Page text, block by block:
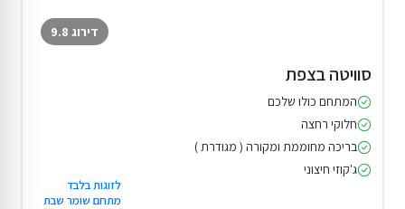
דירוג 9.8
סוויטה בצפת
המתחם כולו שלכם
חלוקי רחצה
בריכה מחוממת ומקורה ( מגודרת )
ג'קוזי חיצוני
לזוגות בלבד
מתחם שומר שבת